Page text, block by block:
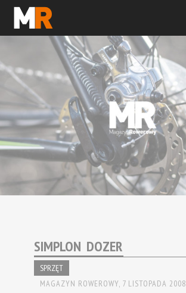
SIMPLON DOZER
SPRZĘT
MAGAZYN ROWEROWY, 7 LISTOPADA 2008